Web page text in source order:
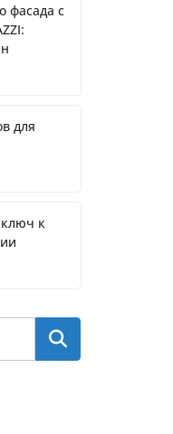
фасада с
для
к